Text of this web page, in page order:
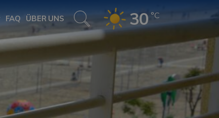
FAQ ÜBER UNS 30 °C